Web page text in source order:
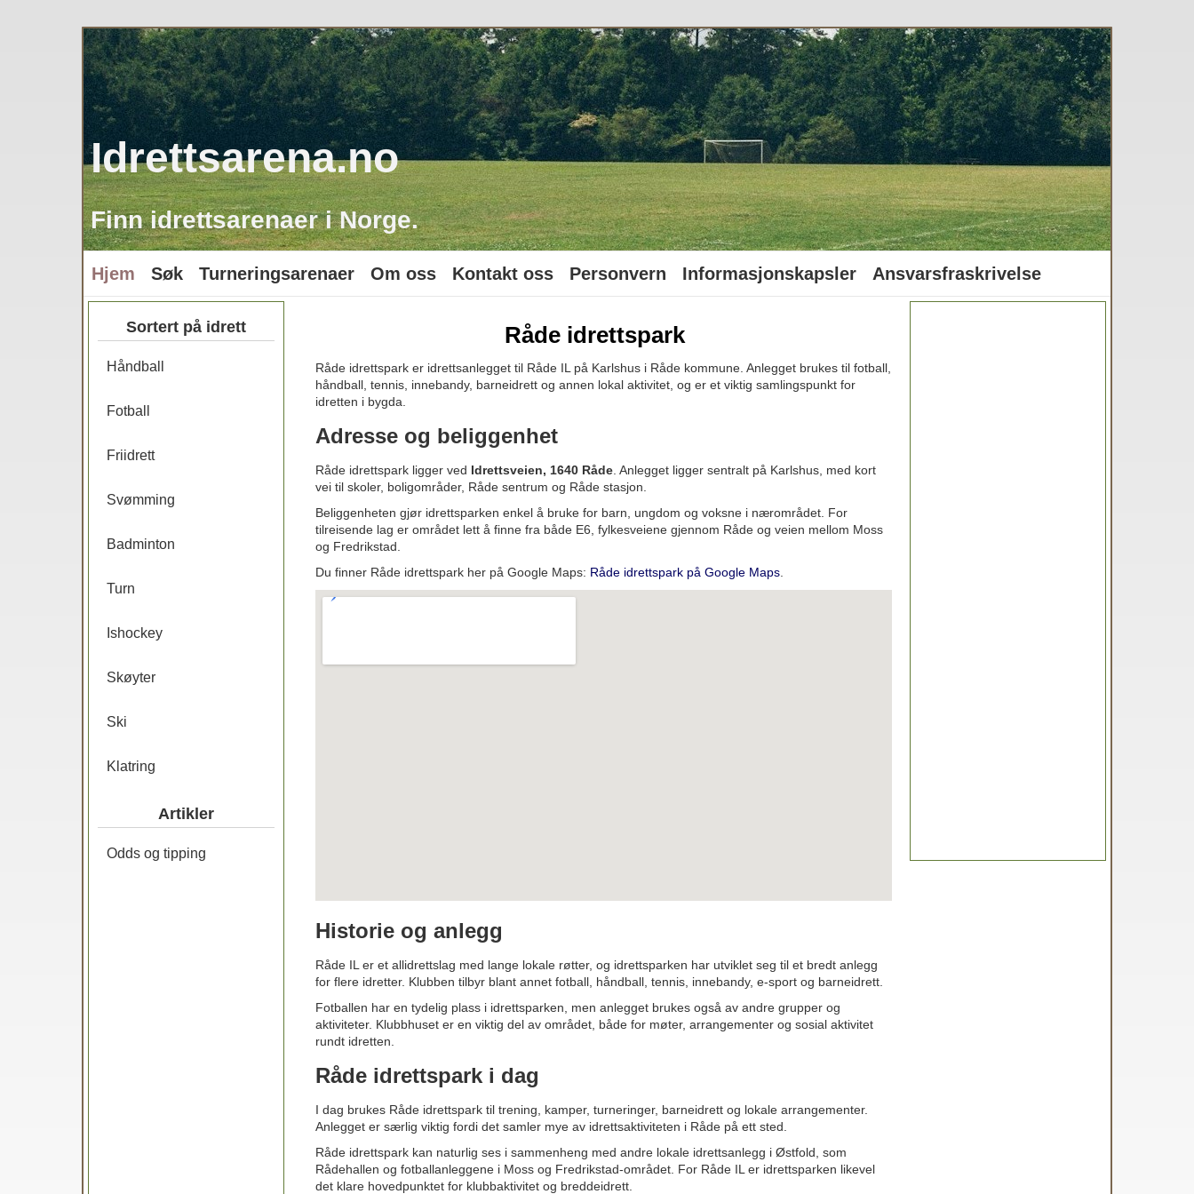
Idrettsarena.no
Finn idrettsarenaer i Norge.
Hjem Søk Turneringsarenaer Om oss Kontakt oss Personvern Informasjonskapsler Ansvarsfraskrivelse
Sortert på idrett
Håndball
Fotball
Friidrett
Svømming
Badminton
Turn
Ishockey
Skøyter
Ski
Klatring
Artikler
Odds og tipping
Råde idrettspark
Råde idrettspark er idrettsanlegget til Råde IL på Karlshus i Råde kommune. Anlegget brukes til fotball,
håndball, tennis, innebandy, barneidrett og annen lokal aktivitet, og er et viktig samlingspunkt for
idretten i bygda.
Adresse og beliggenhet
Råde idrettspark ligger ved Idrettsveien, 1640 Råde . Anlegget ligger sentralt på Karlshus, med kort
vei til skoler, boligområder, Råde sentrum og Råde stasjon.
Beliggenheten gjør idrettsparken enkel å bruke for barn, ungdom og voksne i nærområdet. For
tilreisende lag er området lett å finne fra både E6, fylkesveiene gjennom Råde og veien mellom Moss
og Fredrikstad.
Du finner Råde idrettspark her på Google Maps: Råde idrettspark på Google Maps
Historie og anlegg
Råde IL er et allidrettslag med lange lokale røtter, og idrettsparken har utviklet seg til et bredt anlegg
for flere idretter. Klubben tilbyr blant annet fotball, håndball, tennis, innebandy, e-sport og barneidrett.
Fotballen har en tydelig plass i idrettsparken, men anlegget brukes også av andre grupper og
aktiviteter. Klubbhuset er en viktig del av området, både for møter, arrangementer og sosial aktivitet
rundt idretten.
Råde idrettspark i dag
I dag brukes Råde idrettspark til trening, kamper, turneringer, barneidrett og lokale arrangementer.
Anlegget er særlig viktig fordi det samler mye av idrettsaktiviteten i Råde på ett sted.
Råde idrettspark kan naturlig ses i sammenheng med andre lokale idrettsanlegg i Østfold, som
Rådehallen og fotballanleggene i Moss og Fredrikstad-området. For Råde IL er idrettsparken likevel
det klare hovedpunktet for klubbaktivitet og breddeidrett.